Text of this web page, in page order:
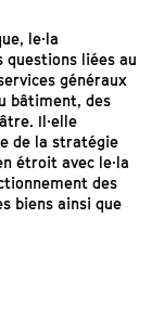
le·la
questions liées au
généraux
bâtiment, des
Il·elle
de la stratégie
étroit avec le·la
des
biens ainsi que